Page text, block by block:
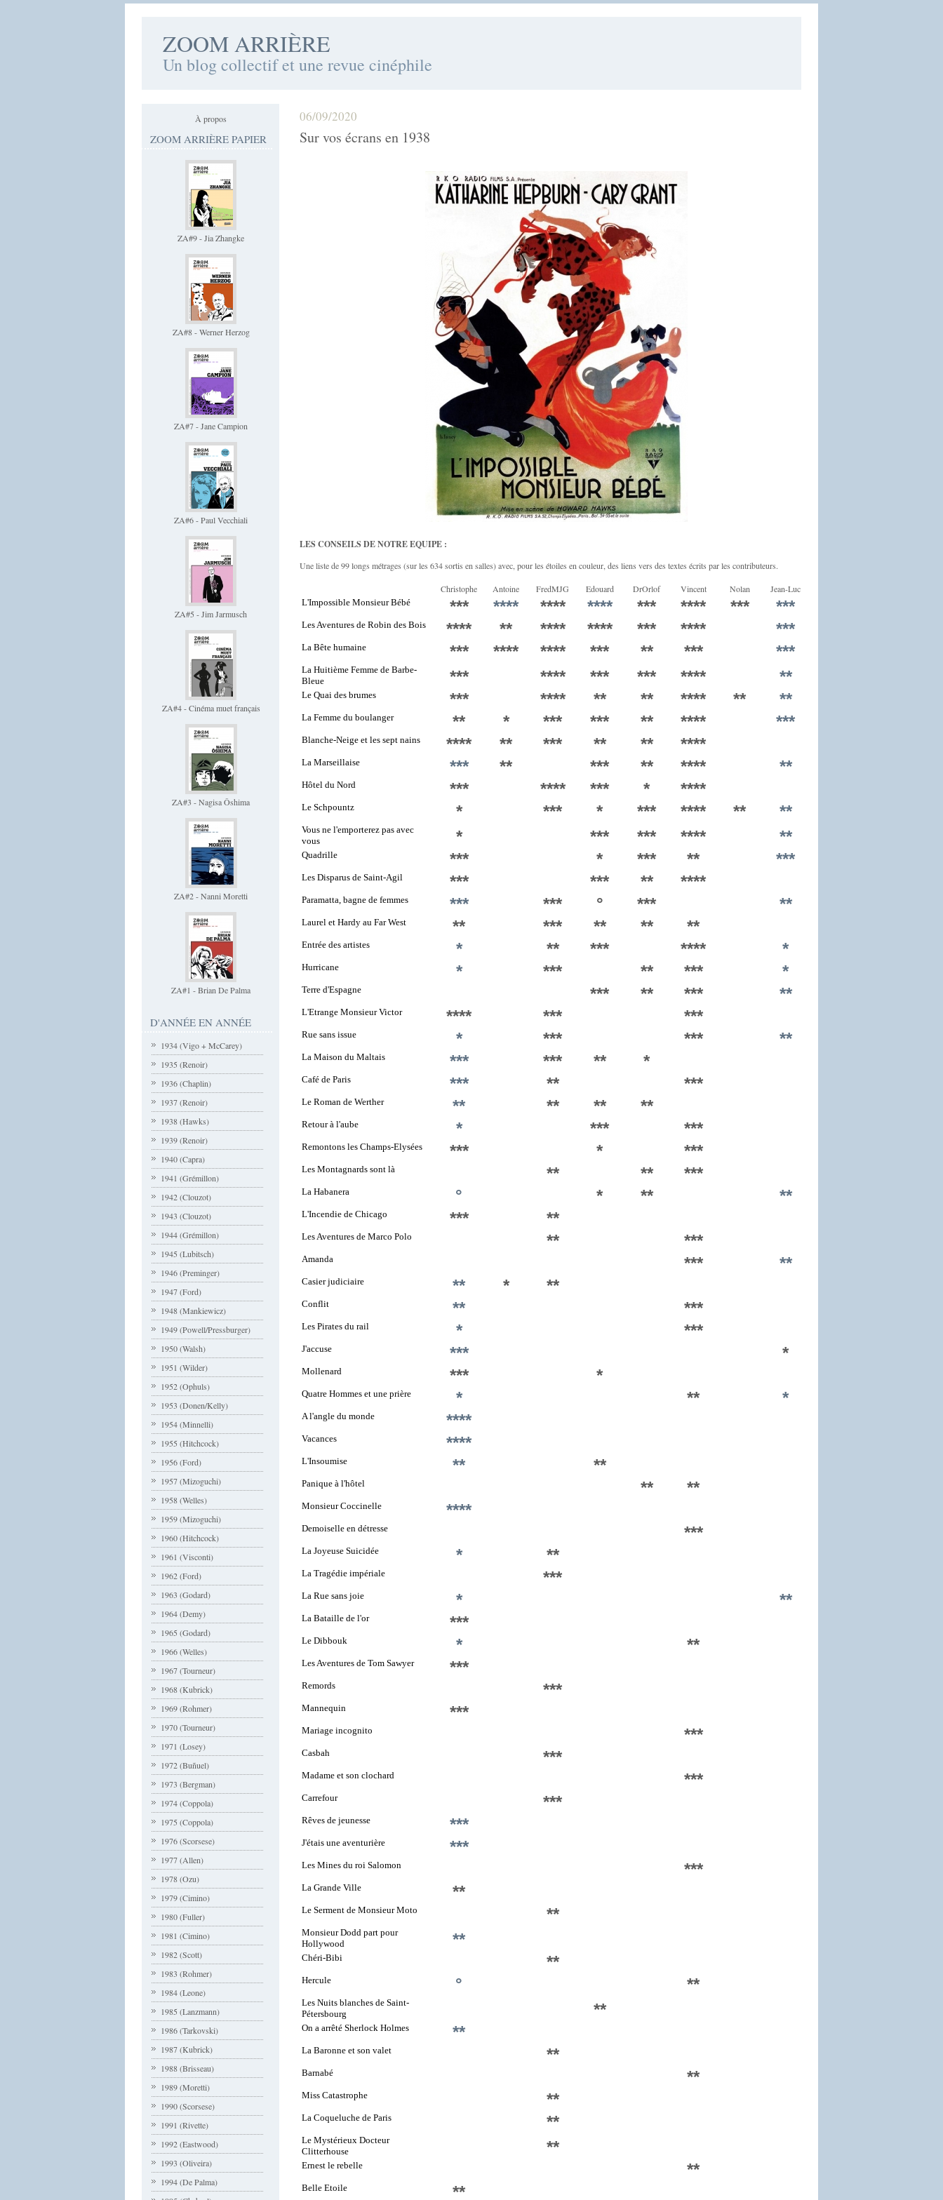
ZOOM ARRIÈRE
Un blog collectif et une revue cinéphile
À propos
ZOOM ARRIÈRE PAPIER
ZA#9 - Jia Zhangke
ZA#8 - Werner Herzog
ZA#7 - Jane Campion
ZA#6 - Paul Vecchiali
ZA#5 - Jim Jarmusch
ZA#4 - Cinéma muet français
ZA#3 - Nagisa Ôshima
ZA#2 - Nanni Moretti
ZA#1 - Brian De Palma
D'ANNÉE EN ANNÉE
1934 (Vigo + McCarey)
1935 (Renoir)
1936 (Chaplin)
1937 (Renoir)
1938 (Hawks)
1939 (Renoir)
1940 (Capra)
1941 (Grémillon)
1942 (Clouzot)
1943 (Clouzot)
1944 (Grémillon)
1945 (Lubitsch)
1946 (Preminger)
1947 (Ford)
1948 (Mankiewicz)
1949 (Powell/Pressburger)
1950 (Walsh)
1951 (Wilder)
1952 (Ophuls)
1953 (Donen/Kelly)
1954 (Minnelli)
1955 (Hitchcock)
1956 (Ford)
1957 (Mizoguchi)
1958 (Welles)
1959 (Mizoguchi)
1960 (Hitchcock)
1961 (Visconti)
1962 (Ford)
1963 (Godard)
1964 (Demy)
1965 (Godard)
1966 (Welles)
1967 (Tourneur)
1968 (Kubrick)
1969 (Rohmer)
1970 (Tourneur)
1971 (Losey)
1972 (Buñuel)
1973 (Bergman)
1974 (Coppola)
1975 (Coppola)
1976 (Scorsese)
1977 (Allen)
1978 (Ozu)
1979 (Cimino)
1980 (Fuller)
1981 (Cimino)
1982 (Scott)
1983 (Rohmer)
1984 (Leone)
1985 (Lanzmann)
1986 (Tarkovski)
1987 (Kubrick)
1988 (Brisseau)
1989 (Moretti)
1990 (Scorsese)
1991 (Rivette)
1992 (Eastwood)
1993 (Oliveira)
1994 (De Palma)
06/09/2020
Sur vos écrans en 1938
LES CONSEILS DE NOTRE EQUIPE :
Une liste de 99 longs métrages (sur les 634 sortis en salles) avec, pour les étoiles en couleur, des liens vers des textes écrits par les contributeurs.
Christophe Antoine FredMJG Edouard DrOrlof Vincent Nolan Jean-Luc
L'Impossible Monsieur Bébé *** **** **** **** *** **** *** ***
Les Aventures de Robin des Bois **** ** **** **** *** **** ***
La Bête humaine *** **** **** *** ** *** ***
La Huitième Femme de Barbe-
Bleue
*** **** *** *** **** **
Le Quai des brumes *** **** ** ** **** ** **
La Femme du boulanger ** * *** *** ** **** ***
Blanche-Neige et les sept nains **** ** *** ** ** ****
La Marseillaise *** ** *** ** **** **
Hôtel du Nord *** **** *** * ****
Le Schpountz * *** * *** **** ** **
Vous ne l'emporterez pas avec
vous
* *** *** **** **
Quadrille *** * *** ** ***
Les Disparus de Saint-Agil *** *** ** ****
Paramatta, bagne de femmes *** *** ° *** **
Laurel et Hardy au Far West ** *** ** ** **
Entrée des artistes * ** *** **** *
Hurricane * *** ** *** *
Terre d'Espagne *** ** *** **
L'Etrange Monsieur Victor **** *** ***
Rue sans issue * *** *** **
La Maison du Maltais *** *** ** *
Café de Paris *** ** ***
Le Roman de Werther ** ** ** **
Retour à l'aube * *** ***
Remontons les Champs-Elysées *** * ***
Les Montagnards sont là ** ** ***
La Habanera ° * ** **
L'Incendie de Chicago *** **
Les Aventures de Marco Polo ** ***
Amanda *** **
Casier judiciaire ** * **
Conflit ** ***
Les Pirates du rail * ***
J'accuse *** *
Mollenard *** *
Quatre Hommes et une prière * ** *
A l'angle du monde ****
Vacances ****
L'Insoumise ** **
Panique à l'hôtel ** **
Monsieur Coccinelle ****
Demoiselle en détresse ***
La Joyeuse Suicidée * **
La Tragédie impériale ***
La Rue sans joie * **
La Bataille de l'or ***
Le Dibbouk * **
Les Aventures de Tom Sawyer ***
Remords ***
Mannequin ***
Mariage incognito ***
Casbah ***
Madame et son clochard ***
Carrefour ***
Rêves de jeunesse ***
J'étais une aventurière ***
Les Mines du roi Salomon ***
La Grande Ville **
Le Serment de Monsieur Moto **
Monsieur Dodd part pour
Hollywood
**
Chéri-Bibi **
Hercule ° **
Les Nuits blanches de Saint-
Pétersbourg
**
On a arrêté Sherlock Holmes **
La Baronne et son valet **
Barnabé **
Miss Catastrophe **
La Coqueluche de Paris **
Le Mystérieux Docteur
Clitterhouse
**
Ernest le rebelle **
Belle Etoile **